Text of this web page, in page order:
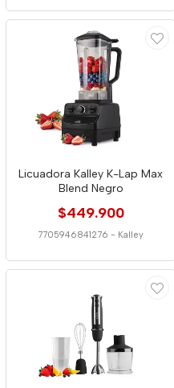
Licuadora Kalley K-Lap Max
Blend Negro
$449.900
7705946841276 - Kalley